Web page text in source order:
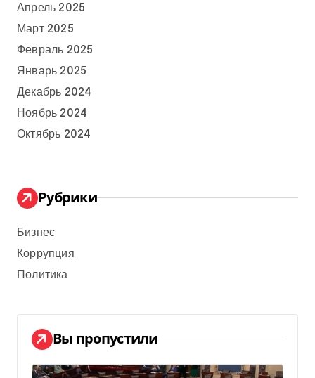
Апрель 2025
Март 2025
Февраль 2025
Январь 2025
Декабрь 2024
Ноябрь 2024
Октябрь 2024
Рубрики
Бизнес
Коррупция
Политика
Вы пропустили